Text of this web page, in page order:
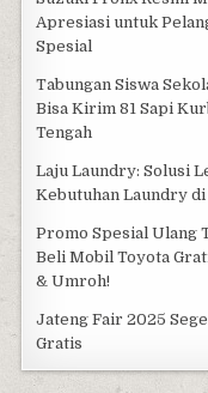
Apresiasi untuk
Spesial
Tabungan Siswa
Bisa Kirim 81 Sapi
Tengah
Laju Laundry: Solusi
Kebutuhan Laundry di
Promo Spesial Ulang
Beli Mobil Toyota
& Umroh!
Jateng Fair 2025
Gratis